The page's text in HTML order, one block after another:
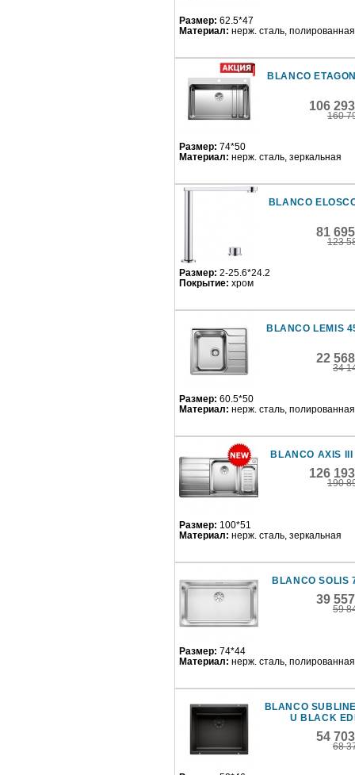
Размер: 62.5*47
Материал: нерж. сталь, полированная
BLANCO
106
160
Размер: 74*50
Материал: нерж. сталь, зеркальная
BLANCO
81
123
Размер: 2-25.6*24.2
Покрытие: хром
BLANCO LEMIS
22
34
Размер: 60.5*50
Материал: нерж. сталь, полированная
BLANCO AXIS III
126
190
Размер: 100*51
Материал: нерж. сталь, зеркальная
BLANCO SOLIS
39
59
Размер: 74*44
Материал: нерж. сталь, полированная
BLANCO
U BLACK
54
68